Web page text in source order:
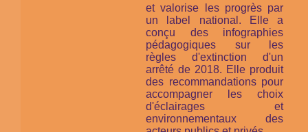
et valorise les progrès par
un label national. Elle a
conçu des infographies
pédagogiques sur les
règles d'extinction d'un
arrêté de 2018. Elle produit
des recommandations pour
accompagner les choix
d'éclairages et
environnementaux des